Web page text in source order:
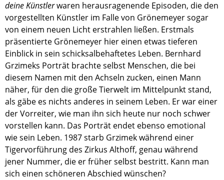
deine Künstlerwaren herausragenende Episoden, die den
vorgestellten Künstler im Falle von Grönemeyer sogar
von einem neuen Licht erstrahlen ließen. Erstmals
präsentierte Grönemeyer hier einen etwas tieferen
Einblick in sein schicksalbehaftetes Leben. Bernhard
Grzimeks Porträt brachte selbst Menschen, die bei
diesem Namen mit den Achseln zucken, einen Mann
näher, für den die große Tierwelt im Mittelpunkt stand,
als gäbe es nichts anderes in seinem Leben. Er war einer
der Vorreiter, wie man ihn sich heute nur noch schwer
vorstellen kann. Das Porträt endet ebenso emotional
wie sein Leben. 1987 starb Grzimek während einer
Tigervorführung des Zirkus Althoff, genau während
jener Nummer, die er früher selbst bestritt. Kann man
sich einen schöneren Abschied wünschen?